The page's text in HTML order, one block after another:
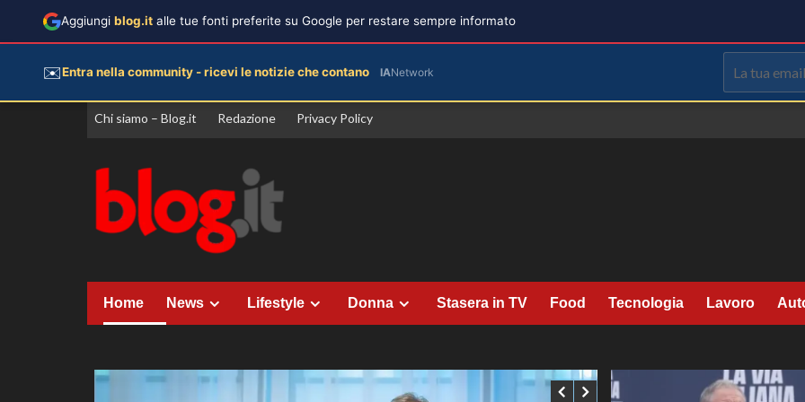
Vai
Chi siamo – Blog.it Redazione Privacy Policy
Home News Lifestyle Donna Stasera in TV Food Tecnologia Lavoro
Aggiungi blog.it alle tue fonti preferite su Google per restare sempre informato
✉️Entra nella community - ricevi le notizie che contano IANetwork